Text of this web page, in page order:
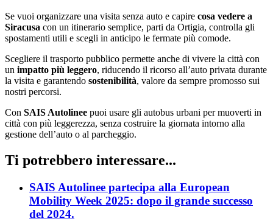
Se vuoi organizzare una visita senza auto e capire cosa vedere a
Siracusa con un itinerario semplice, parti da Ortigia, controlla gli
spostamenti utili e scegli in anticipo le fermate più comode.
Scegliere il trasporto pubblico permette anche di vivere la città con
un impatto più leggero, riducendo il ricorso all’auto privata durante
la visita e garantendo sostenibilità, valore da sempre promosso sui
nostri percorsi.
Con SAIS Autolinee puoi usare gli autobus urbani per muoverti in
città con più leggerezza, senza costruire la giornata intorno alla
gestione dell’auto o al parcheggio.
Ti potrebbero interessare...
SAIS Autolinee partecipa alla European
Mobility Week 2025: dopo il grande successo
del 2024.